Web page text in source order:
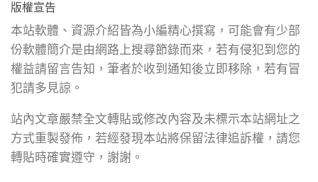
版權宣告
本站軟體、資源介紹皆為小編精心撰寫，可能會有少部
份軟體簡介是由網路上搜尋節錄而來，若有侵犯到您的
權益請留言告知，筆者於收到通知後立即移除，若有冒
犯請多見諒。
站內文章嚴禁全文轉貼或修改內容及未標示本站網址之
方式重製發佈，若經發現本站將保留法律追訴權，請您
轉貼時確實遵守，謝謝。